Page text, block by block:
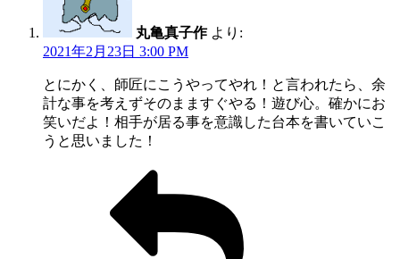
丸亀真子作 より:
2021年2月23日 3:00 PM
とにかく、師匠にこうやってやれ！と言われたら、余
計な事を考えずそのまますぐやる！遊び心。確かにお
笑いだよ！相手が居る事を意識した台本を書いていこ
うと思いました！